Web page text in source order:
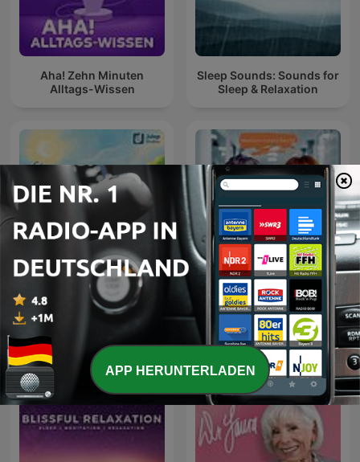
Aha! Zehn Minuten
Alltags-Wissen
Sleep Sounds: Sounds for
Sleep & Relaxation
Geschichten zum
Einschlafen
Tatort Krankenhaus -
Wenn Ärzte Fehler
machen...
APP HERUNTERLADEN